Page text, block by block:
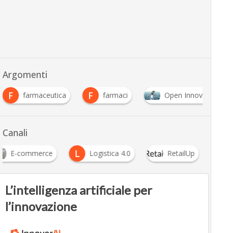
Argomenti
F farmaceutica F farmaci Open Innovation
Canali
E-commerce L Logistica 4.0 RetailUp
L’intelligenza artificiale per
l’innovazione